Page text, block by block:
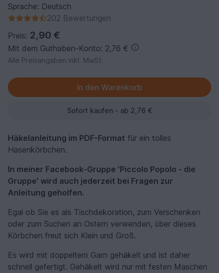
Sprache: Deutsch
202 Bewertungen
Preis: 2,90 €
Mit dem Guthaben-Konto: 2,76 €
Alle Preisangaben inkl. MwSt.
Sofort kaufen - ab 2,76 €
Häkelanleitung im PDF-Format für ein tolles
Hasenkörbchen.
In meiner Facebook-Gruppe 'Piccolo Popolo - die
Gruppe' wird auch jederzeit bei Fragen zur
Anleitung geholfen.
Egal ob Sie es als Tischdekoration, zum Verschenken
oder zum Suchen an Ostern verwenden, über dieses
Körbchen freut sich Klein und Groß.
Es wird mit doppeltem Garn gehäkelt und ist daher
schnell gefertigt. Gehäkelt wird nur mit festen Maschen